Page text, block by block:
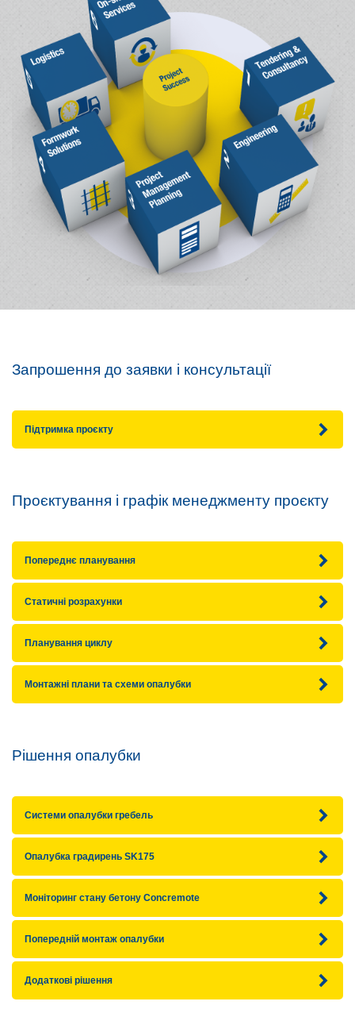
Запрошення до заявки і консультації
Підтримка проєкту
Проєктування і графік менеджменту проєкту
Попереднє планування
Статичні розрахунки
Планування циклу
Монтажні плани та схеми опалубки
Рішення опалубки
Системи опалубки гребель
Опалубка градирень SK175
Моніторинг стану бетону Concremote
Попередній монтаж опалубки
Додаткові рішення